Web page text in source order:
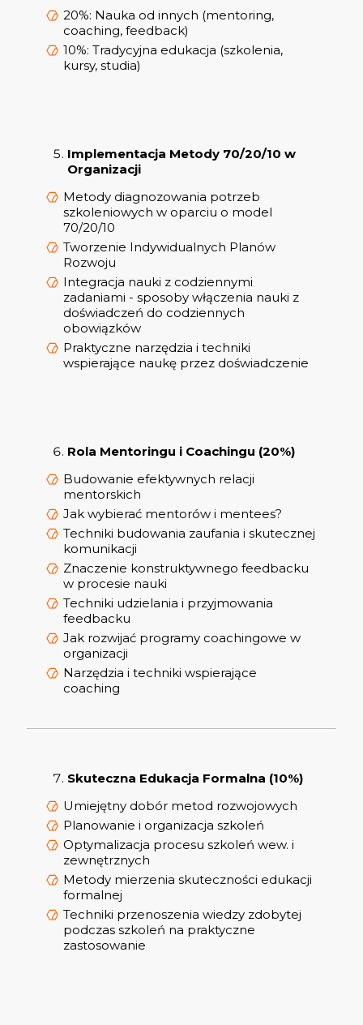
20%: Nauka od innych (mentoring,
coaching, feedback)
10%: Tradycyjna edukacja (szkolenia,
kursy, studia)
Implementacja Metody 70/20/10 w
Organizacji
Metody diagnozowania potrzeb
szkoleniowych w oparciu o model
70/20/10
Tworzenie Indywidualnych Planów
Rozwoju
Integracja nauki z codziennymi
zadaniami - sposoby włączenia nauki z
doświadczeń do codziennych
obowiązków
Praktyczne narzędzia i techniki
wspierające naukę przez doświadczenie
Rola Mentoringu i Coachingu (20%)
Budowanie efektywnych relacji
mentorskich
Jak wybierać mentorów i mentees?
Techniki budowania zaufania i skutecznej
komunikacji
Znaczenie konstruktywnego feedbacku
w procesie nauki
Techniki udzielania i przyjmowania
feedbacku
Jak rozwijać programy coachingowe w
organizacji
Narzędzia i techniki wspierające
coaching
Skuteczna Edukacja Formalna (10%)
Umiejętny dobór metod rozwojowych
Planowanie i organizacja szkoleń
Optymalizacja procesu szkoleń wew. i
zewnętrznych
Metody mierzenia skuteczności edukacji
formalnej
Techniki przenoszenia wiedzy zdobytej
podczas szkoleń na praktyczne
zastosowanie